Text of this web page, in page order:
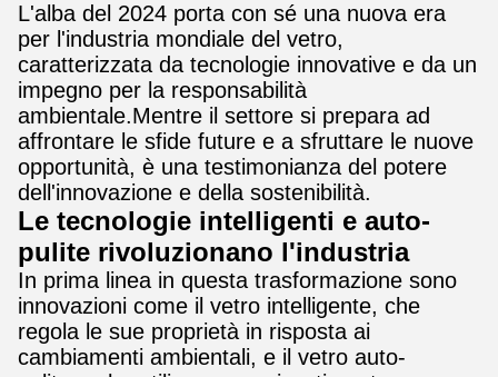
L'alba del 2024 porta con sé una nuova era
per l'industria mondiale del vetro,
caratterizzata da tecnologie innovative e da un
impegno per la responsabilità
ambientale.Mentre il settore si prepara ad
affrontare le sfide future e a sfruttare le nuove
opportunità, è una testimonianza del potere
dell'innovazione e della sostenibilità.
Le tecnologie intelligenti e auto-
pulite rivoluzionano l'industria
In prima linea in questa trasformazione sono
innovazioni come il vetro intelligente, che
regola le sue proprietà in risposta ai
cambiamenti ambientali, e il vetro auto-